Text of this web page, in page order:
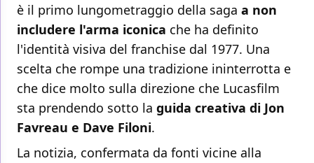
è il primo lungometraggio della saga a non
includere l'arma iconica che ha definito
l'identità visiva del franchise dal 1977. Una
scelta che rompe una tradizione ininterrotta e
che dice molto sulla direzione che Lucasfilm
sta prendendo sotto la guida creativa di Jon
Favreau e Dave Filoni.
La notizia, confermata da fonti vicine alla